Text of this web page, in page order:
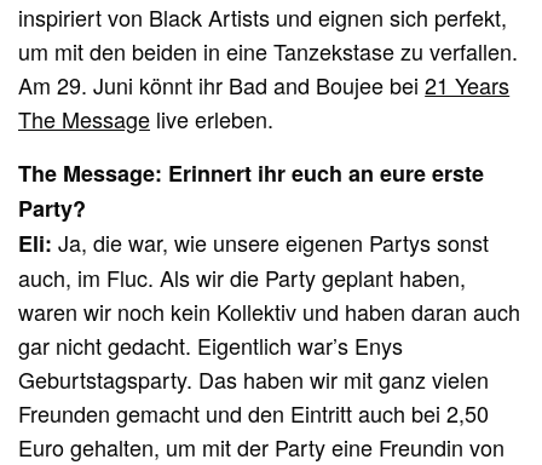
inspiriert von Black Artists und eignen sich perfekt,
um mit den beiden in eine Tanzekstase zu verfallen.
Am 29. Juni könnt ihr Bad and Boujee bei21 Years
The Message live erleben.
The Message: Erinnert ihr euch an eure erste
Party?
Eli: Ja, die war, wie unsere eigenen Partys sonst
auch, im Fluc. Als wir die Party geplant haben,
waren wir noch kein Kollektiv und haben daran auch
gar nicht gedacht. Eigentlich war’s Enys
Geburtstagsparty. Das haben wir mit ganz vielen
Freunden gemacht und den Eintritt auch bei 2,50
Euro gehalten, um mit der Party eine Freundin von